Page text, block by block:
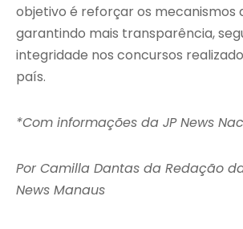
objetivo é reforçar os mecanismos
garantindo mais transparência,
integridade nos concursos
país.
*Com informações da JP News
Por Camilla Dantas da Redação
News Manaus